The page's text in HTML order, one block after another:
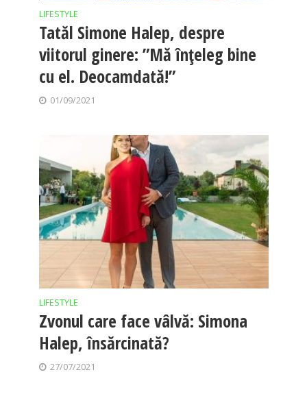
LIFESTYLE
Tatăl Simone Halep, despre
viitorul ginere: ”Mă înțeleg bine
cu el. Deocamdată!”
01/09/2021
LIFESTYLE
Zvonul care face vâlvă: Simona
Halep, însărcinată?
27/07/2021